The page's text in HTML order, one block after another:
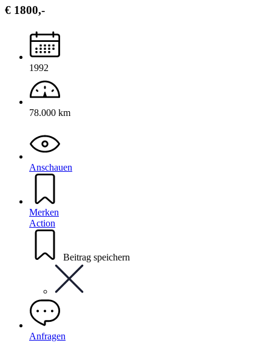
€ 1800,-
1992
78.000 km
Anschauen
Merken
Action
Beitrag speichern
Anfragen